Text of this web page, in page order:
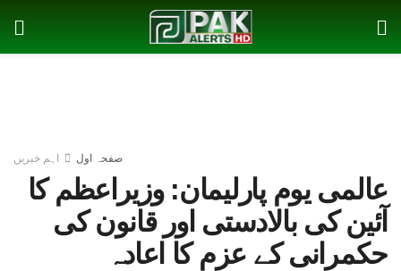
صفحہ اول اہم خبریں
عالمی یوم پارلیمان: وزیراعظم کا
آئین کی بالادستی اور قانون کی
حکمرانی کے عزم کا اعادہ